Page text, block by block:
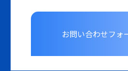
お問い合わせフォ